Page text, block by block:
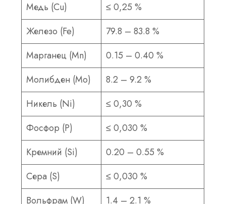
Медь (Cu)
≤ 0,25 %
Железо (Fe)
79.8 – 83.8 %
Марганец (Mn)
0.15 – 0.40 %
Молибден (Mo)
8.2 – 9.2 %
Никель (Ni)
≤ 0,30 %
Фосфор (P)
≤ 0,030 %
Кремний (Si)
0.20 – 0.55 %
Сера (S)
≤ 0,030 %
Вольфрам (W)
1.4 – 2.1 %